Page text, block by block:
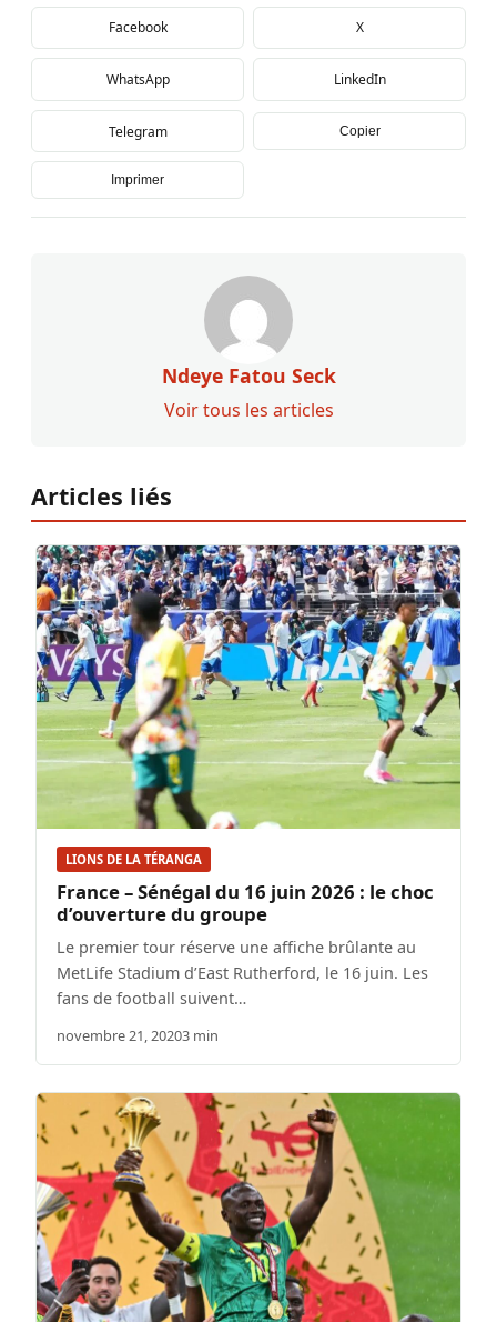
Facebook X
WhatsApp LinkedIn
Telegram Copier
Imprimer
Ndeye Fatou Seck
Voir tous les articles
Articles liés
LIONS DE LA TÉRANGA
France – Sénégal du 16 juin 2026 : le choc
d’ouverture du groupe
Le premier tour réserve une affiche brûlante au
MetLife Stadium d’East Rutherford, le 16 juin. Les
fans de football suivent…
novembre 21, 20203 min